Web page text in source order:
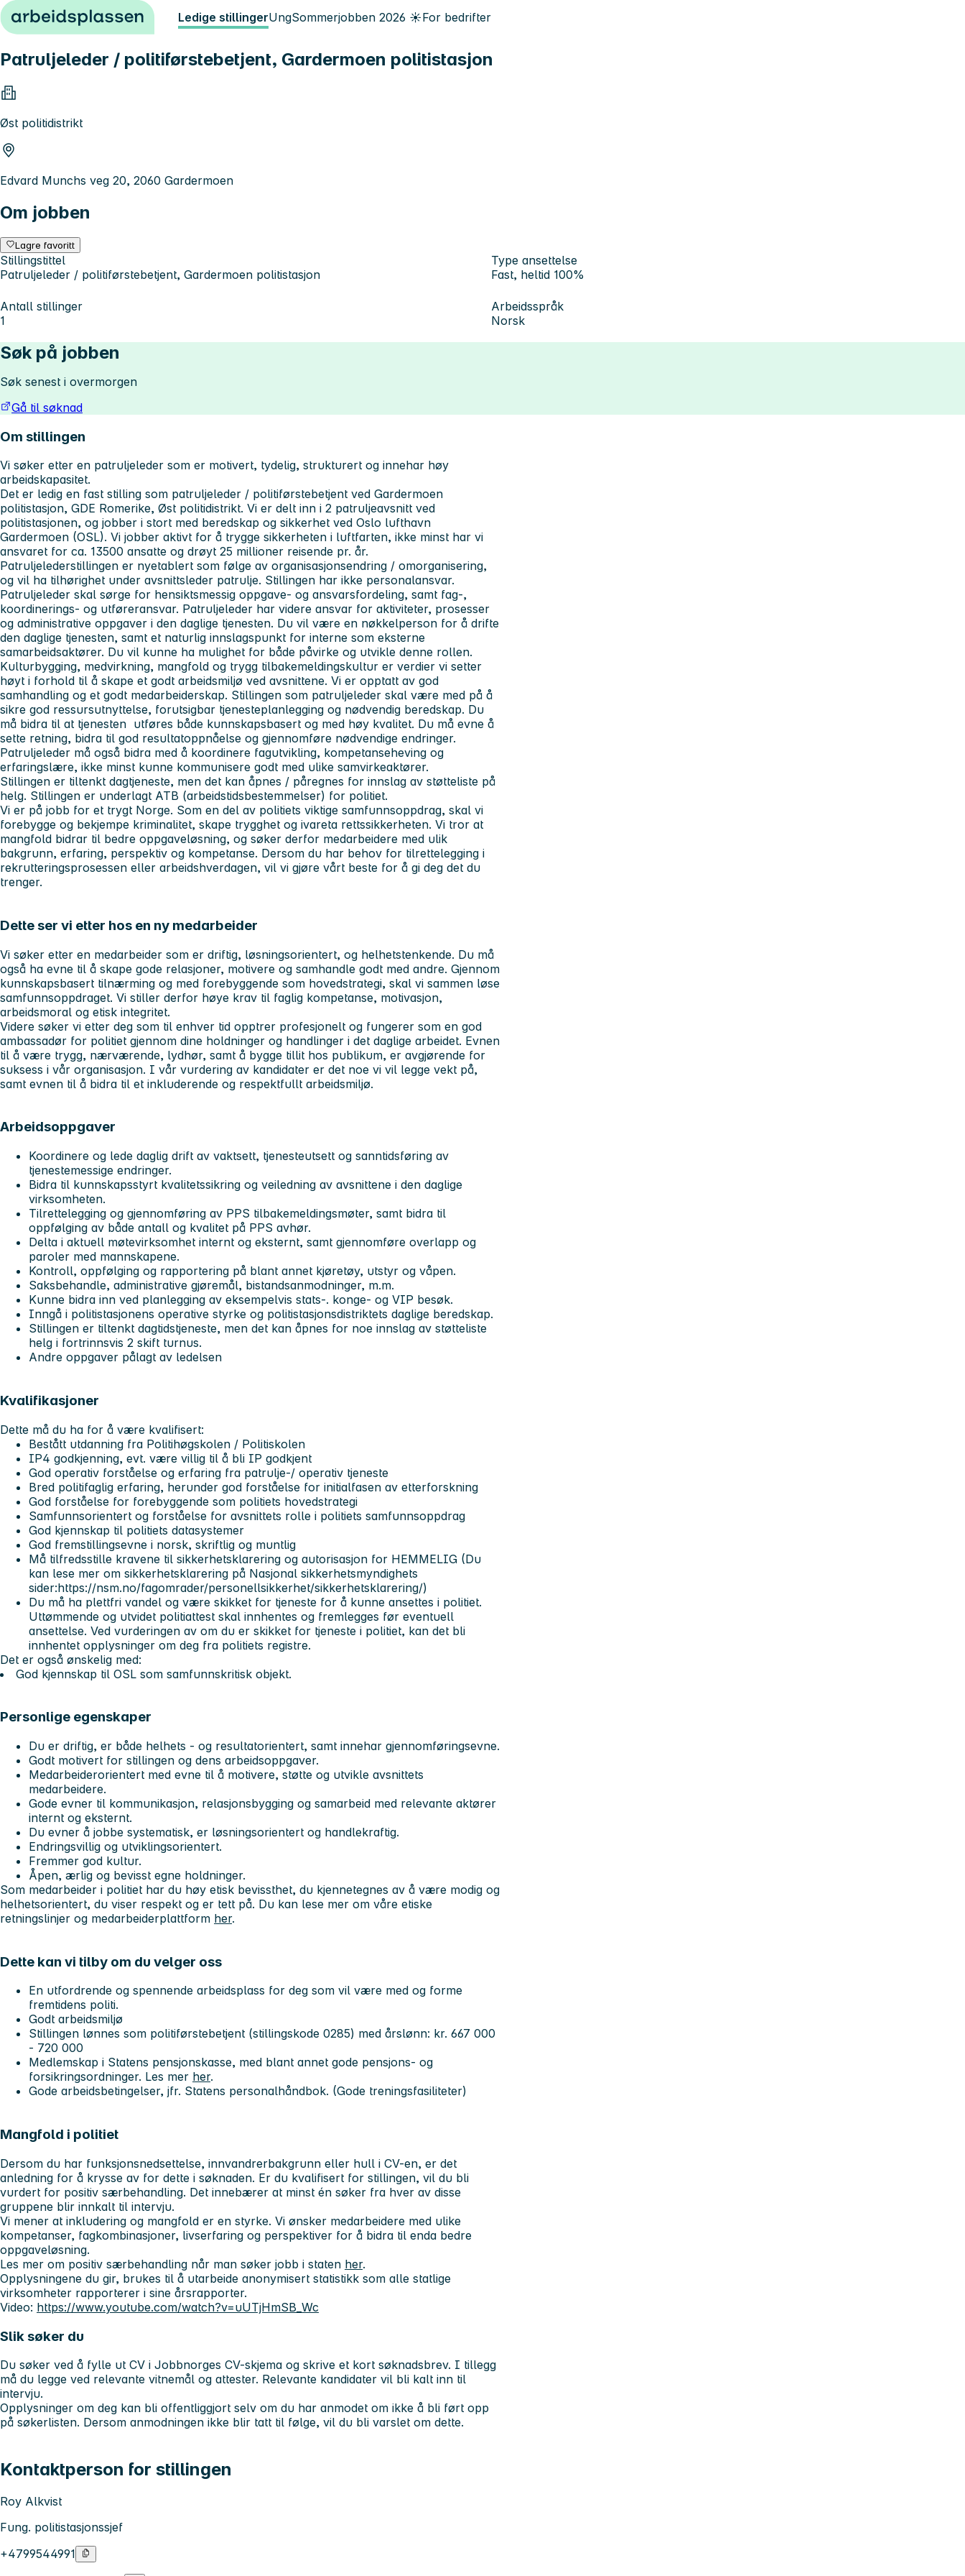
Hopp til innhold Ledige stillingerUngSommerjobben 2026 ☀️For bedrifter
Patruljeleder / politiførstebetjent, Gardermoen politistasjon
Øst politidistrikt
Edvard Munchs veg 20, 2060 Gardermoen
Om jobben
Lagre favoritt
Stillingstittel
Patruljeleder / politiførstebetjent, Gardermoen politistasjon
Type ansettelse
Fast, heltid 100%
Antall stillinger
1
Arbeidsspråk
Norsk
Søk på jobben
Søk senest i overmorgen
Gå til søknad
Om stillingen
Vi søker etter en patruljeleder som er motivert, tydelig, strukturert og innehar høy
arbeidskapasitet.
Det er ledig en fast stilling som patruljeleder / politiførstebetjent ved Gardermoen
politistasjon, GDE Romerike, Øst politidistrikt. Vi er delt inn i 2 patruljeavsnitt ved
politistasjonen, og jobber i stort med beredskap og sikkerhet ved Oslo lufthavn
Gardermoen (OSL). Vi jobber aktivt for å trygge sikkerheten i luftfarten, ikke minst har vi
ansvaret for ca. 13500 ansatte og drøyt 25 millioner reisende pr. år.
Patruljelederstillingen er nyetablert som følge av organisasjonsendring / omorganisering,
og vil ha tilhørighet under avsnittsleder patrulje. Stillingen har ikke personalansvar.
Patruljeleder skal sørge for hensiktsmessig oppgave- og ansvarsfordeling, samt fag-,
koordinerings- og utføreransvar. Patruljeleder har videre ansvar for aktiviteter, prosesser
og administrative oppgaver i den daglige tjenesten. Du vil være en nøkkelperson for å drifte
den daglige tjenesten, samt et naturlig innslagspunkt for interne som eksterne
samarbeidsaktører. Du vil kunne ha mulighet for både påvirke og utvikle denne rollen.
Kulturbygging, medvirkning, mangfold og trygg tilbakemeldingskultur er verdier vi setter
høyt i forhold til å skape et godt arbeidsmiljø ved avsnittene. Vi er opptatt av god
samhandling og et godt medarbeiderskap. Stillingen som patruljeleder skal være med på å
sikre god ressursutnyttelse, forutsigbar tjenesteplanlegging og nødvendig beredskap. Du
må bidra til at tjenesten utføres både kunnskapsbasert og med høy kvalitet. Du må evne å
sette retning, bidra til god resultatoppnåelse og gjennomføre nødvendige endringer.
Patruljeleder må også bidra med å koordinere fagutvikling, kompetanseheving og
erfaringslære, ikke minst kunne kommunisere godt med ulike samvirkeaktører.
Stillingen er tiltenkt dagtjeneste, men det kan åpnes / påregnes for innslag av støtteliste på
helg. Stillingen er underlagt ATB (arbeidstidsbestemmelser) for politiet.
Vi er på jobb for et trygt Norge. Som en del av politiets viktige samfunnsoppdrag, skal vi
forebygge og bekjempe kriminalitet, skape trygghet og ivareta rettssikkerheten. Vi tror at
mangfold bidrar til bedre oppgaveløsning, og søker derfor medarbeidere med ulik
bakgrunn, erfaring, perspektiv og kompetanse. Dersom du har behov for tilrettelegging i
rekrutteringsprosessen eller arbeidshverdagen, vil vi gjøre vårt beste for å gi deg det du
trenger.
Dette ser vi etter hos en ny medarbeider
Vi søker etter en medarbeider som er driftig, løsningsorientert, og helhetstenkende. Du må
også ha evne til å skape gode relasjoner, motivere og samhandle godt med andre. Gjennom
kunnskapsbasert tilnærming og med forebyggende som hovedstrategi, skal vi sammen løse
samfunnsoppdraget. Vi stiller derfor høye krav til faglig kompetanse, motivasjon,
arbeidsmoral og etisk integritet.
Videre søker vi etter deg som til enhver tid opptrer profesjonelt og fungerer som en god
ambassadør for politiet gjennom dine holdninger og handlinger i det daglige arbeidet. Evnen
til å være trygg, nærværende, lydhør, samt å bygge tillit hos publikum, er avgjørende for
suksess i vår organisasjon. I vår vurdering av kandidater er det noe vi vil legge vekt på,
samt evnen til å bidra til et inkluderende og respektfullt arbeidsmiljø.
Arbeidsoppgaver
Koordinere og lede daglig drift av vaktsett, tjenesteutsett og sanntidsføring av
tjenestemessige endringer.
Bidra til kunnskapsstyrt kvalitetssikring og veiledning av avsnittene i den daglige
virksomheten.
Tilrettelegging og gjennomføring av PPS tilbakemeldingsmøter, samt bidra til
oppfølging av både antall og kvalitet på PPS avhør.
Delta i aktuell møtevirksomhet internt og eksternt, samt gjennomføre overlapp og
paroler med mannskapene.
Kontroll, oppfølging og rapportering på blant annet kjøretøy, utstyr og våpen.
Saksbehandle, administrative gjøremål, bistandsanmodninger, m.m.
Kunne bidra inn ved planlegging av eksempelvis stats-. konge- og VIP besøk.
Inngå i politistasjonens operative styrke og politistasjonsdistriktets daglige beredskap.
Stillingen er tiltenkt dagtidstjeneste, men det kan åpnes for noe innslag av støtteliste
helg i fortrinnsvis 2 skift turnus.
Andre oppgaver pålagt av ledelsen
Kvalifikasjoner
Dette må du ha for å være kvalifisert:
Bestått utdanning fra Politihøgskolen / Politiskolen
IP4 godkjenning, evt. være villig til å bli IP godkjent
God operativ forståelse og erfaring fra patrulje-/ operativ tjeneste
Bred politifaglig erfaring, herunder god forståelse for initialfasen av etterforskning
God forståelse for forebyggende som politiets hovedstrategi
Samfunnsorientert og forståelse for avsnittets rolle i politiets samfunnsoppdrag
God kjennskap til politiets datasystemer
God fremstillingsevne i norsk, skriftlig og muntlig
Må tilfredsstille kravene til sikkerhetsklarering og autorisasjon for HEMMELIG (Du
kan lese mer om sikkerhetsklarering på Nasjonal sikkerhetsmyndighets
sider:https://nsm.no/fagomrader/personellsikkerhet/sikkerhetsklarering/)
Du må ha plettfri vandel og være skikket for tjeneste for å kunne ansettes i politiet.
Uttømmende og utvidet politiattest skal innhentes og fremlegges før eventuell
ansettelse. Ved vurderingen av om du er skikket for tjeneste i politiet, kan det bli
innhentet opplysninger om deg fra politiets registre.
Det er også ønskelig med:
God kjennskap til OSL som samfunnskritisk objekt.
Personlige egenskaper
Du er driftig, er både helhets - og resultatorientert, samt innehar gjennomføringsevne.
Godt motivert for stillingen og dens arbeidsoppgaver.
Medarbeiderorientert med evne til å motivere, støtte og utvikle avsnittets
medarbeidere.
Gode evner til kommunikasjon, relasjonsbygging og samarbeid med relevante aktører
internt og eksternt.
Du evner å jobbe systematisk, er løsningsorientert og handlekraftig.
Endringsvillig og utviklingsorientert.
Fremmer god kultur.
Åpen, ærlig og bevisst egne holdninger.
Som medarbeider i politiet har du høy etisk bevissthet, du kjennetegnes av å være modig og
helhetsorientert, du viser respekt og er tett på. Du kan lese mer om våre etiske
retningslinjer og medarbeiderplattform her.
Dette kan vi tilby om du velger oss
En utfordrende og spennende arbeidsplass for deg som vil være med og forme
fremtidens politi.
Godt arbeidsmiljø
Stillingen lønnes som politiførstebetjent (stillingskode 0285) med årslønn: kr. 667 000
- 720 000
Medlemskap i Statens pensjonskasse, med blant annet gode pensjons- og
forsikringsordninger. Les mer her.
Gode arbeidsbetingelser, jfr. Statens personalhåndbok. (Gode treningsfasiliteter)
Mangfold i politiet
Dersom du har funksjonsnedsettelse, innvandrerbakgrunn eller hull i CV-en, er det
anledning for å krysse av for dette i søknaden. Er du kvalifisert for stillingen, vil du bli
vurdert for positiv særbehandling. Det innebærer at minst én søker fra hver av disse
gruppene blir innkalt til intervju.
Vi mener at inkludering og mangfold er en styrke. Vi ønsker medarbeidere med ulike
kompetanser, fagkombinasjoner, livserfaring og perspektiver for å bidra til enda bedre
oppgaveløsning.
Les mer om positiv særbehandling når man søker jobb i staten her.
Opplysningene du gir, brukes til å utarbeide anonymisert statistikk som alle statlige
virksomheter rapporterer i sine årsrapporter.
Video: https://www.youtube.com/watch?v=uUTjHmSB_Wc
Slik søker du
Du søker ved å fylle ut CV i Jobbnorges CV-skjema og skrive et kort søknadsbrev. I tillegg
må du legge ved relevante vitnemål og attester. Relevante kandidater vil bli kalt inn til
intervju.
Opplysninger om deg kan bli offentliggjort selv om du har anmodet om ikke å bli ført opp
på søkerlisten. Dersom anmodningen ikke blir tatt til følge, vil du bli varslet om dette.
Kontaktperson for stillingen
Roy Alkvist
Fung. politistasjonssjef
+4799544991